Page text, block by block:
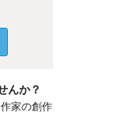
んか？
家の創作